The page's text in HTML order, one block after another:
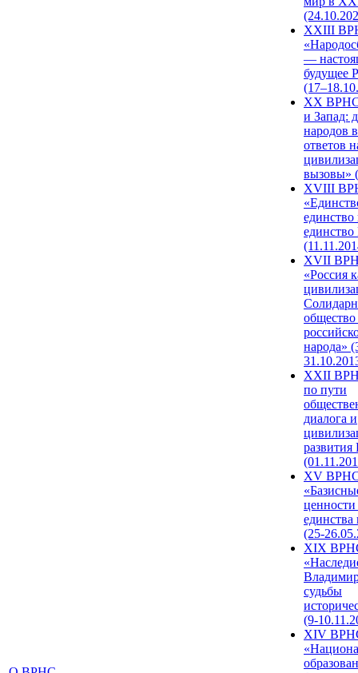
XXIII
—
будущее
XX ВРНС
и Запад:
народов
ответов
вызовы»
XVIII
единство
единство
XVII
«Россия
народа»
XXII
по пути
диалога и
развития
XV
единства
(25-
XIX
судьбы
(9-
XIV